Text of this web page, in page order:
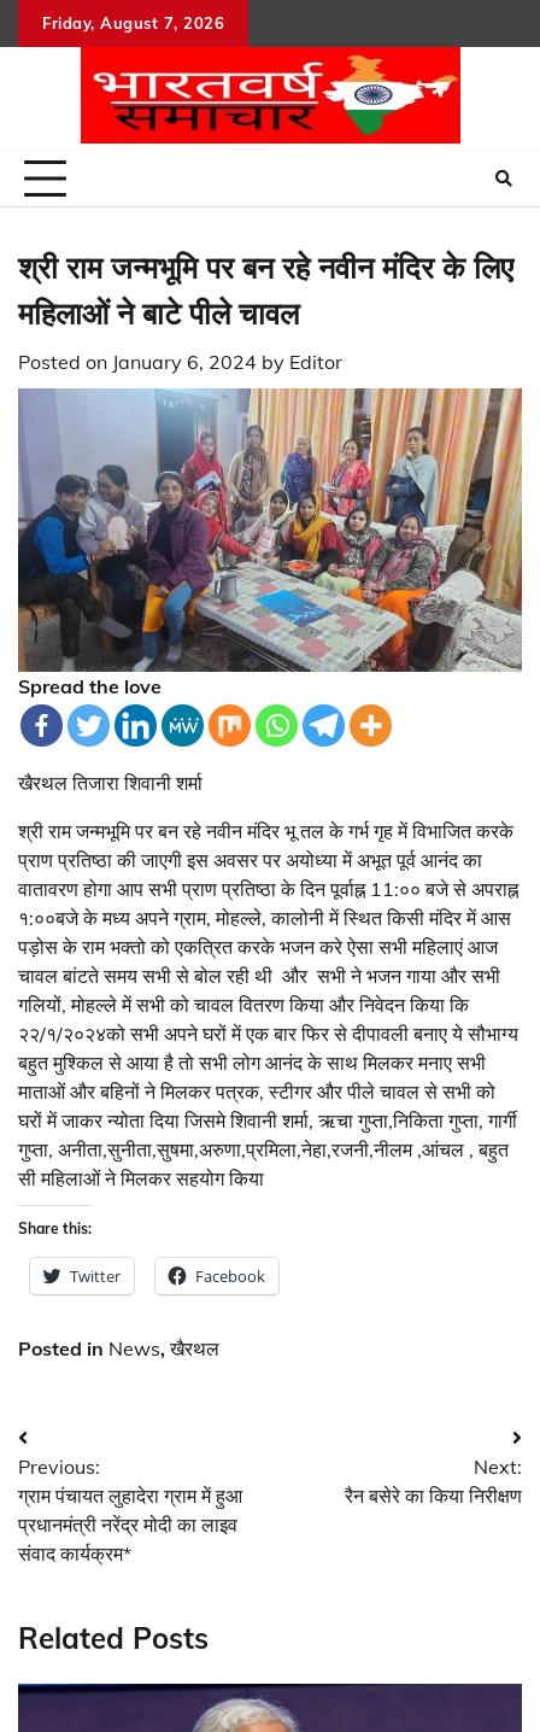
to
Friday, August 7, 2026
श्री राम जन्मभूमि पर बन रहे नवीन मंदिर के लिए
महिलाओं ने बाटे पीले चावल
Posted on January 6, 2024 by Editor
Spread the love
खैरथल तिजारा शिवानी शर्मा
श्री राम जन्मभूमि पर बन रहे नवीन मंदिर भू तल के गर्भ गृह में विभाजित करके
प्राण प्रतिष्ठा की जाएगी इस अवसर पर अयोध्या में अभूत पूर्व आनंद का
वातावरण होगा आप सभी प्राण प्रतिष्ठा के दिन पूर्वाह्न 11:०० बजे से अपराह्न
१:००बजे के मध्य अपने ग्राम, मोहल्ले, कालोनी में स्थित किसी मंदिर में आस
पड़ोस के राम भक्तो को एकत्रित करके भजन करे ऐसा सभी महिलाएं आज
चावल बांटते समय सभी से बोल रही थी और सभी ने भजन गाया और सभी
गलियों, मोहल्ले में सभी को चावल वितरण किया और निवेदन किया कि
२२/१/२०२४को सभी अपने घरों में एक बार फिर से दीपावली बनाए ये सौभाग्य
बहुत मुश्किल से आया है तो सभी लोग आनंद के साथ मिलकर मनाए सभी
माताओं और बहिनों ने मिलकर पत्रक, स्टीगर और पीले चावल से सभी को
घरों में जाकर न्योता दिया जिसमे शिवानी शर्मा, ऋचा गुप्ता,निकिता गुप्ता, गार्गी
गुप्ता, अनीता,सुनीता,सुषमा,अरुणा,प्रमिला,नेहा,रजनी,नीलम ,आंचल , बहुत
सी महिलाओं ने मिलकर सहयोग किया
Share this:
Twitter Facebook
Posted in News,खैरथल
Post
navigation
Previous:
ग्राम पंचायत लुहादेरा ग्राम में हुआ
प्रधानमंत्री नरेंद्र मोदी का लाइव
संवाद कार्यक्रम*
Next:
रैन बसेरे का किया निरीक्षण
Related Posts